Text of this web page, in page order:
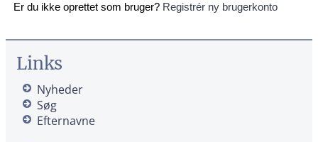
Er du ikke oprettet som bruger? Registrér ny brugerkonto
Links
Nyheder
Søg
Efternavne